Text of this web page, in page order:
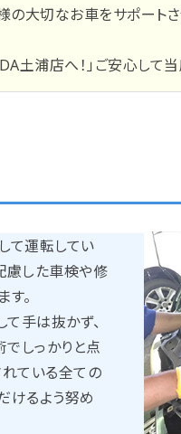
大切なお車をサポートさ
土浦店へ！」ご安心して当
て運転してい
慮した車検や修
。
て手は抜かず、
しっかりと点
れている全ての
けるよう努め